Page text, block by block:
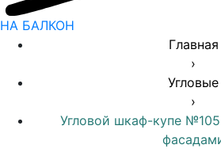
НА БАЛКОН
Главная
›
Угловые
›
Угловой шкаф-купе